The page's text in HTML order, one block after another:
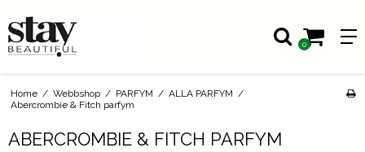
0
Home / Webbshop / PARFYM / ALLA PARFYM /
Abercrombie & Fitch parfym
ABERCROMBIE & FITCH PARFYM